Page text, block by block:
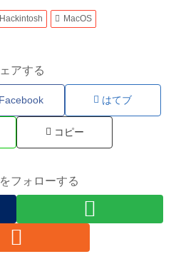
Hackintosh
MacOS
アする
Facebook はてブ
コピー
フォローする